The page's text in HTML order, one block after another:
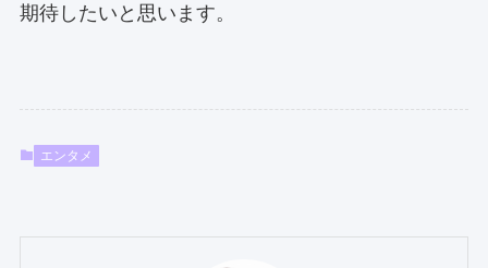
期待したいと思います。
エンタメ